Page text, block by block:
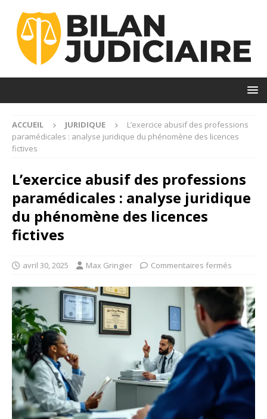
ACCUEIL JURIDIQUE
L’exercice abusif des professions
paramédicales : analyse juridique du phénomène des licences
fictives
L’exercice abusif des professions
paramédicales : analyse juridique
du phénomène des licences
fictives
avril 30, 2025 Max Gringier Commentaires fermés